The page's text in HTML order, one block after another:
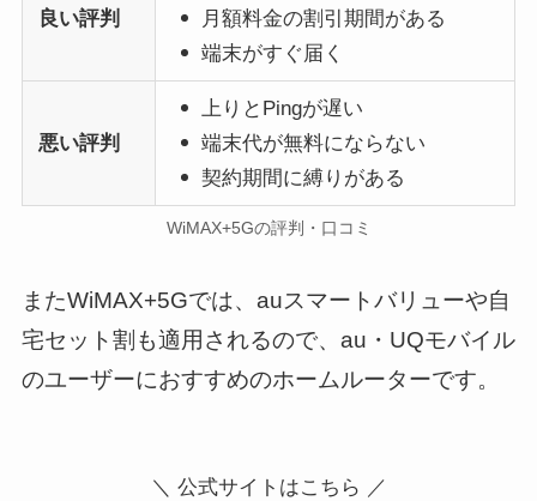
良い評判
月額料金の割引期間がある
端末がすぐ届く
悪い評判
上りとPingが遅い
端末代が無料にならない
契約期間に縛りがある
WiMAX+5Gの評判・口コミ
またWiMAX+5Gでは、auスマートバリューや自
宅セット割も適用されるので、au・UQモバイル
のユーザーにおすすめのホームルーターです。
＼ 公式サイトはこちら ／